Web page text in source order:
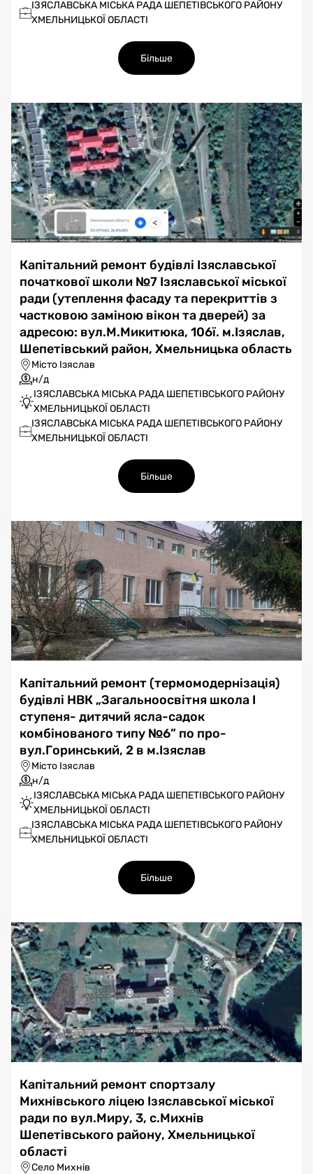
ІЗЯСЛАВСЬКА МІСЬКА РАДА ШЕПЕТІВСЬКОГО РАЙОНУ
ХМЕЛЬНИЦЬКОЇ ОБЛАСТІ
Більше
Капітальний ремонт будівлі Ізяславської
початкової школи №7 Ізяславської міської
ради (утеплення фасаду та перекриттів з
частковою заміною вікон та дверей) за
адресою: вул.М.Микитюка, 106ї. м.Ізяслав,
Шепетівський район, Хмельницька область
Місто Ізяслав
н/д
ІЗЯСЛАВСЬКА МІСЬКА РАДА ШЕПЕТІВСЬКОГО РАЙОНУ
ХМЕЛЬНИЦЬКОЇ ОБЛАСТІ
ІЗЯСЛАВСЬКА МІСЬКА РАДА ШЕПЕТІВСЬКОГО РАЙОНУ
ХМЕЛЬНИЦЬКОЇ ОБЛАСТІ
Більше
Капітальний ремонт (термомодернізація)
будівлі НВК „Загальноосвітня школа І
ступеня- дитячий ясла-садок
комбінованого типу №6” по про-
вул.Горинський, 2 в м.Ізяслав
Місто Ізяслав
н/д
ІЗЯСЛАВСЬКА МІСЬКА РАДА ШЕПЕТІВСЬКОГО РАЙОНУ
ХМЕЛЬНИЦЬКОЇ ОБЛАСТІ
ІЗЯСЛАВСЬКА МІСЬКА РАДА ШЕПЕТІВСЬКОГО РАЙОНУ
ХМЕЛЬНИЦЬКОЇ ОБЛАСТІ
Більше
Капітальний ремонт спортзалу
Михнівського ліцею Ізяславської міської
ради по вул.Миру, 3, с.Михнів
Шепетівського району, Хмельницької
області
Село Михнів